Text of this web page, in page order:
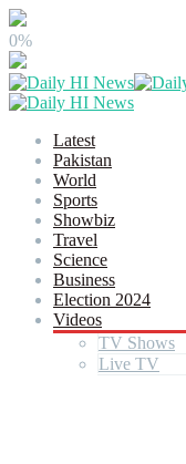
0%
Latest
Pakistan
World
Sports
Showbiz
Travel
Science
Business
Election 2024
Videos
TV Shows
Live TV